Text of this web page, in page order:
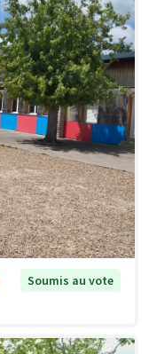
Soumis au vote